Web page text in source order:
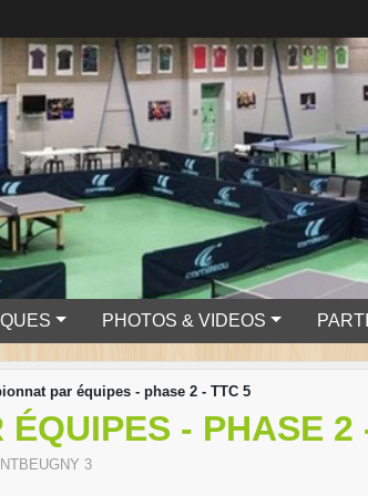
PHOTOS & VIDEOS
par équipes - phase 2 - TTC 5
- PHASE 2
3